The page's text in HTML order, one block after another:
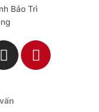
Bảo Trì
I
n
a
P
i